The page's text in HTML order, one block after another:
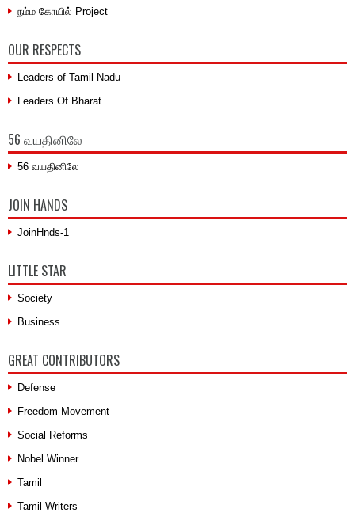
நம்ம கோயில் Project
OUR RESPECTS
Leaders of Tamil Nadu
Leaders Of Bharat
56 வயதினிலே
56 வயதினிலே
JOIN HANDS
JoinHnds-1
LITTLE STAR
Society
Business
GREAT CONTRIBUTORS
Defense
Freedom Movement
Social Reforms
Nobel Winner
Tamil
Tamil Writers